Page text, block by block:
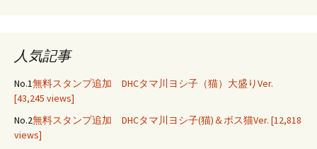
人気記事
No.1無料スタンプ追加 DHCタマ川ヨシ子（猫）大盛りVer.
[43,245 views]
No.2無料スタンプ追加 DHCタマ川ヨシ子(猫)＆ボス猫Ver. [12,818
views]